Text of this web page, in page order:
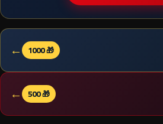
🎁 1000
←
🎁 500
←